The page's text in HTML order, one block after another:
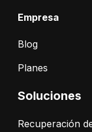
Empresa
Blog
Planes
Soluciones
Recuperación